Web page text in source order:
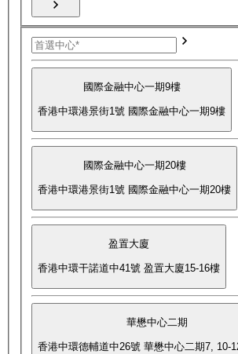
國際金融中心一期9樓
香港中環港景街1號 國際金融中心一期9樓
國際金融中心一期20樓
香港中環港景街1號 國際金融中心一期20樓
盈置大廈
香港中環干諾道中41號 盈置大廈15-16樓
華懋中心二期
香港中環德輔道中26號 華懋中心二期7, 10-